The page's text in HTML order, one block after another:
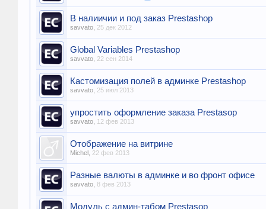
В налиичии и под заказ Prestashop
savvato 25 дек 2012
Global Variables Prestashop
savvato 22 сен 2014
Кастомизация полей в админке Prestashop
savvato 25 июл 2013
упростить оформление заказа Prestasop
savvato 12 фев 2013
Отображение на витрине
Michel 22 фев 2013
Разные валюты в админке и во фронт офисе
savvato 8 фев 2013
Модуль с админ-табом Prestasop